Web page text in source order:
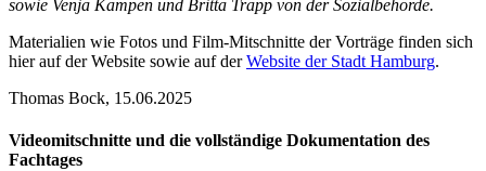
sowie Venja Kampen und Britta Trapp von der Sozialbehörde.
Materialien wie Fotos und Film-Mitschnitte der Vorträge finden sich
hier auf der Website sowie auf derWebsite der Stadt Hamburg.
Thomas Bock, 15.06.2025
Videomitschnitte und die vollständige Dokumentation des
Fachtages